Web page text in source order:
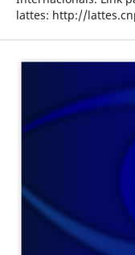
lattes: http://